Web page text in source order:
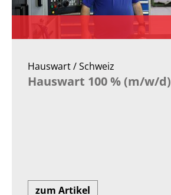
Hauswart / Schweiz
Hauswart 100 % (m/w/d)
zum Artikel